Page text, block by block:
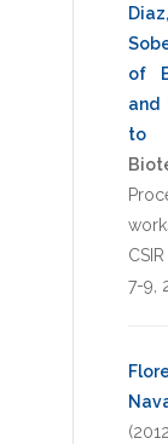
of
and
to
7-9,